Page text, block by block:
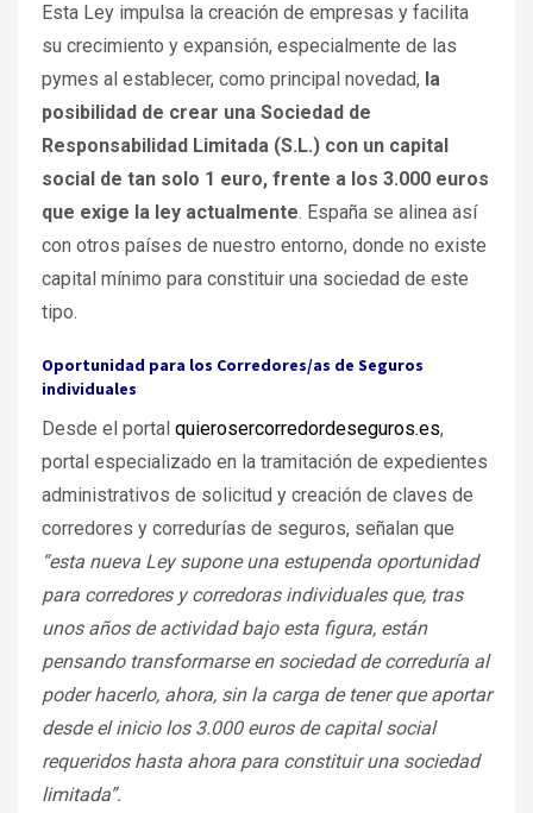
Esta Ley impulsa la creación de empresas y facilita
su crecimiento y expansión, especialmente de las
pymes al establecer, como principal novedad, la
posibilidad de crear una Sociedad de
Responsabilidad Limitada (S.L.) con un capital
social de tan solo 1 euro, frente a los 3.000 euros
que exige la ley actualmente. España se alinea así
con otros países de nuestro entorno, donde no existe
capital mínimo para constituir una sociedad de este
tipo.
Oportunidad para los Corredores/as de Seguros
individuales
Desde el portal quierosercorredordeseguros.es,
portal especializado en la tramitación de expedientes
administrativos de solicitud y creación de claves de
corredores y corredurías de seguros, señalan que
“esta nueva Ley supone una estupenda oportunidad
para corredores y corredoras individuales que, tras
unos años de actividad bajo esta figura, están
pensando transformarse en sociedad de correduría al
poder hacerlo, ahora, sin la carga de tener que aportar
desde el inicio los 3.000 euros de capital social
requeridos hasta ahora para constituir una sociedad
limitada”.